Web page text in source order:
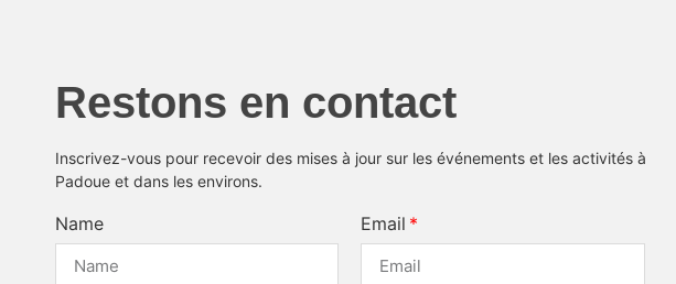
Restons en contact
Inscrivez-vous pour recevoir des mises à jour sur les événements et les activités à
Padoue et dans les environs.
Name Email